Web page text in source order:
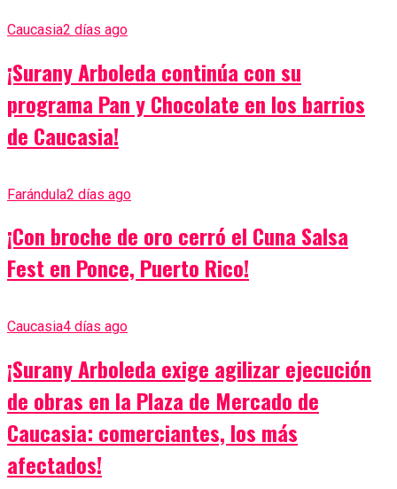
Caucasia2 días ago
¡Surany Arboleda continúa con su
programa Pan y Chocolate en los barrios
de Caucasia!
Farándula2 días ago
¡Con broche de oro cerró el Cuna Salsa
Fest en Ponce, Puerto Rico!
Caucasia4 días ago
¡Surany Arboleda exige agilizar ejecución
de obras en la Plaza de Mercado de
Caucasia: comerciantes, los más
afectados!